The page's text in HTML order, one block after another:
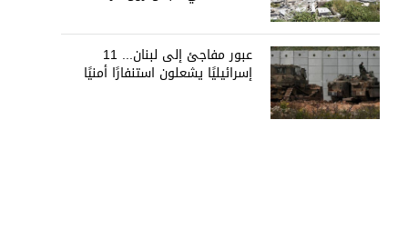
عبور مفاجئ إلى لبنان... 11
إسرائيليًا يشعلون استنفارًا أمنيًا